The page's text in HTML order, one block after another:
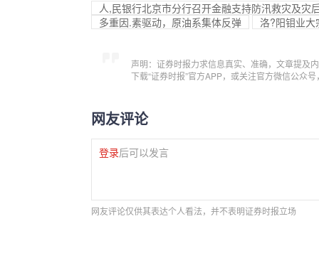
人,民银行北京市分行召开金融支持防汛救灾及灾
多重因.素驱动，原油系集体反弹
洛?阳钼业
声明：证券时报力求信息真实、准确，文章提及
下载“证券时报”官方APP，或关注官方微信公众
网友评论
登录后可以发言
网友评论仅供其表达个人看法，并不表明证券时报立场